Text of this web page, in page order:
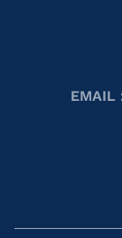
EMAIL